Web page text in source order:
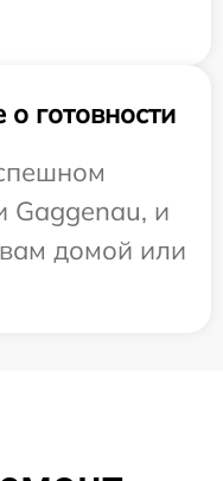
готовности
Gaggenau, и
домой или